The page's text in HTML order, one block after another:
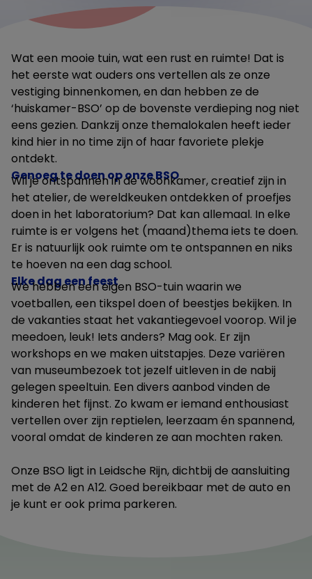
Wat een mooie tuin, wat een rust en ruimte! Dat is
het eerste wat ouders ons vertellen als ze onze
vestiging binnenkomen, en dan hebben ze de
‘huiskamer-BSO’ op de bovenste verdieping nog niet
eens gezien. Dankzij onze themalokalen heeft ieder
kind hier in no time zijn of haar favoriete plekje
ontdekt.
Genoeg te doen op onze BSO
Wil je ontspannen in de woonkamer, creatief zijn in
het atelier, de wereldkeuken ontdekken of proefjes
doen in het laboratorium? Dat kan allemaal. In elke
ruimte is er volgens het (maand)thema iets te doen.
Er is natuurlijk ook ruimte om te ontspannen en niks
te hoeven na een dag school.
Elke dag een feest
We hebben een eigen BSO-tuin waarin we
voetballen, een tikspel doen of beestjes bekijken. In
de vakanties staat het vakantiegevoel voorop. Wil je
meedoen, leuk! Iets anders? Mag ook. Er zijn
workshops en we maken uitstapjes. Deze variëren
van museumbezoek tot jezelf uitleven in de nabij
gelegen speeltuin. Een divers aanbod vinden de
kinderen het fijnst. Zo kwam er iemand enthousiast
vertellen over zijn reptielen, leerzaam én spannend,
vooral omdat de kinderen ze aan mochten raken.
Onze BSO ligt in Leidsche Rijn, dichtbij de aansluiting
met de A2 en A12. Goed bereikbaar met de auto en
je kunt er ook prima parkeren.